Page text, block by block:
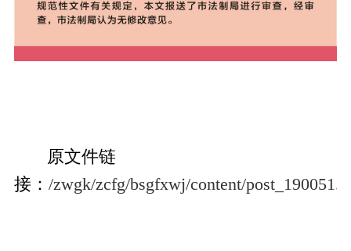
原文件链
接： /zwgk/zcfg/bsgfxwj/content/